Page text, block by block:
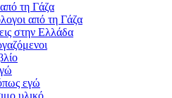
τη Γάζα
από τη Γάζα
στην Ελλάδα
εγώ
υλικό